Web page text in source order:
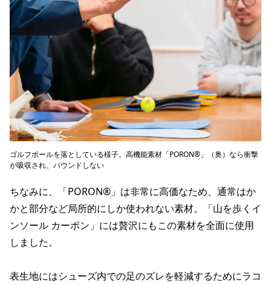
ゴルフボールを落としている様子。高機能素材「PORON®」（奥）なら衝撃
が吸収され、バウンドしない
ちなみに、「PORON®」は非常に高価なため、通常はか
かと部分など局所的にしか使われない素材。「山を歩くイ
ンソール カーボン」には贅沢にもこの素材を全面に使用
しました。
表生地にはシューズ内での足のズレを軽減するためにラコ